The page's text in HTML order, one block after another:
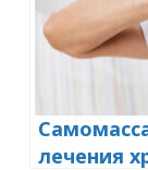
лечения